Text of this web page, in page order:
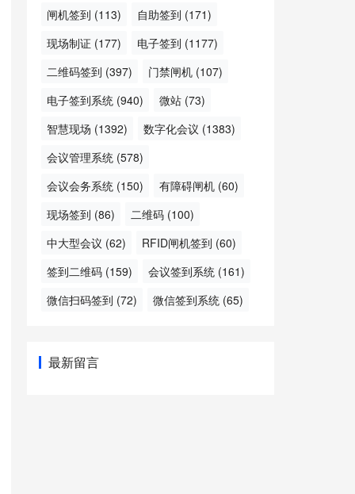
闸机签到 (113) 自助签到 (171)
现场制证 (177) 电子签到 (1177)
二维码签到 (397) 门禁闸机(107)
电子签到系统(940) 微站(73)
智慧现场 (1392) 数字化会议 (1383)
会议管理系统(578)
会议会务系统(150) 有障碍闸机(60)
现场签到 (86) 二维码(100)
中大型会议 (62) RFID闸机签到 (60)
签到二维码(159) 会议签到系统(161)
微信扫码签到 (72) 微信签到系统(65)
最新留言